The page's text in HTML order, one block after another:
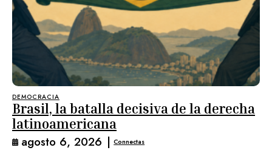
DEMOCRACIA
Brasil, la batalla decisiva de la derecha
latinoamericana
agosto 6, 2026 | Connectas